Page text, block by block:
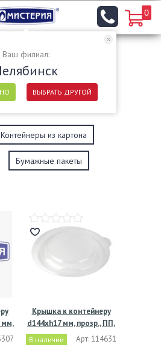
Ваш филиал:
ВЫБРАТЬ ДРУГОЙ
0
контейнеры в
Контейнеры из картона
Бумажные пакеты
мм,
Крышка к контейнеру
d144хh17 мм, прозр., ПП,
В наличии Арт: 114631